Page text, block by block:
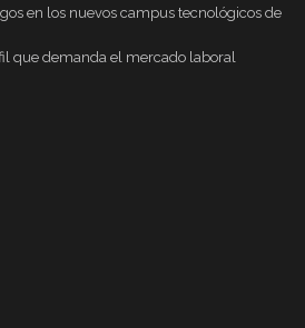
en los nuevos campus tecnológicos de
que demanda el mercado laboral